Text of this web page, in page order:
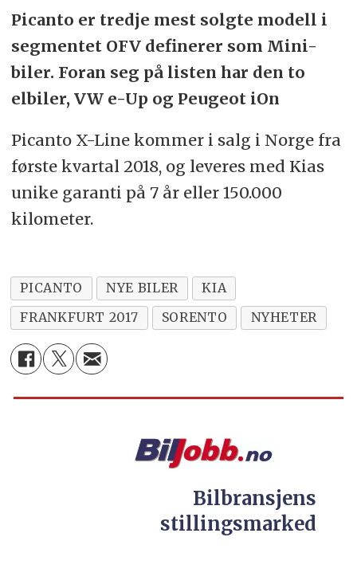
Picanto er tredje mest solgte modell i
segmentet OFV definerer som Mini-
biler. Foran seg på listen har den to
elbiler, VW e-Up og Peugeot iOn
Picanto X-Line kommer i salg i Norge fra
første kvartal 2018, og leveres med Kias
unike garanti på 7 år eller 150.000
kilometer.
PICANTO NYE BILER
KIA
FRANKFURT 2017
SORENTO NYHETER
Bilbransjens
stillingsmarked